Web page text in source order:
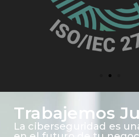
Trabajemos
La ciberseguridad es